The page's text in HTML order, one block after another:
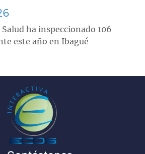
Salud ha inspeccionado 106
este año en Ibagué